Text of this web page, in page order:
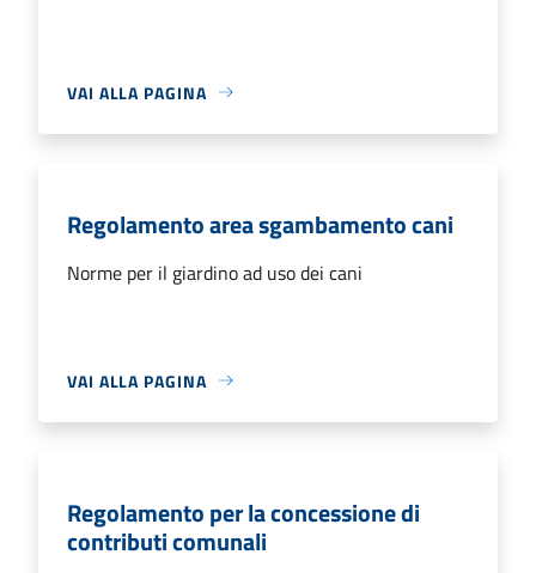
VAI ALLA PAGINA
Regolamento area sgambamento cani
Norme per il giardino ad uso dei cani
VAI ALLA PAGINA
Regolamento per la concessione di
contributi comunali